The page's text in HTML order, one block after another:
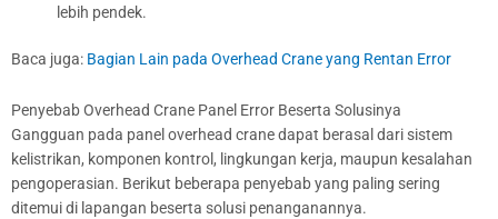
lebih pendek.
Baca juga: Bagian Lain pada Overhead Crane yang Rentan Error
Penyebab Overhead Crane Panel Error Beserta Solusinya
Gangguan pada panel overhead crane dapat berasal dari sistem
kelistrikan, komponen kontrol, lingkungan kerja, maupun kesalahan
pengoperasian. Berikut beberapa penyebab yang paling sering
ditemui di lapangan beserta solusi penanganannya.